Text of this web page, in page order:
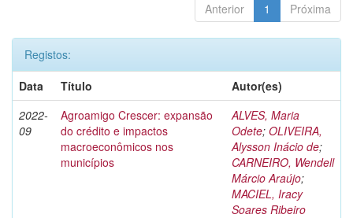
Anterior 1 Próxima
Registos:
Data
Título
Autor(es)
2022-
09
Agroamigo Crescer: expansão
do crédito e impactos
macroeconômicos nos
municípios
ALVES, Maria
Odete; OLIVEIRA,
Alysson Inácio de;
CARNEIRO, Wendell
Márcio Araújo;
MACIEL, Iracy
Soares Ribeiro